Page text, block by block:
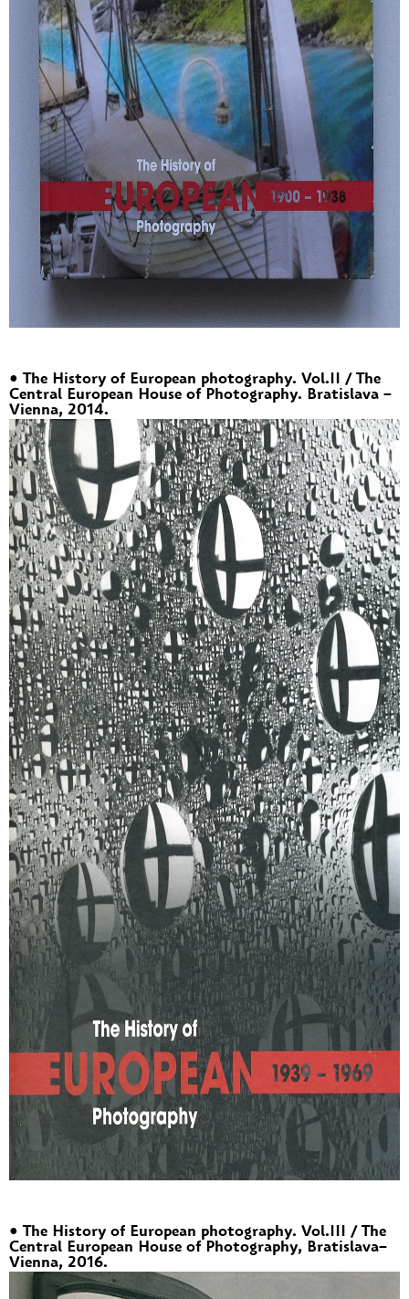
• The History of European photography. Vol.II / The
Central European House of Photography. Bratislava –
Vienna, 2014.
• The History of European photography. Vol.III / The
Central European House of Photography, Bratislava–
Vienna, 2016.